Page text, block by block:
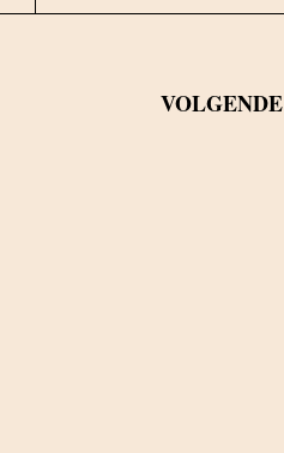
VOLGENDE